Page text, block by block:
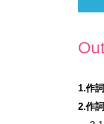
1.作
2.作